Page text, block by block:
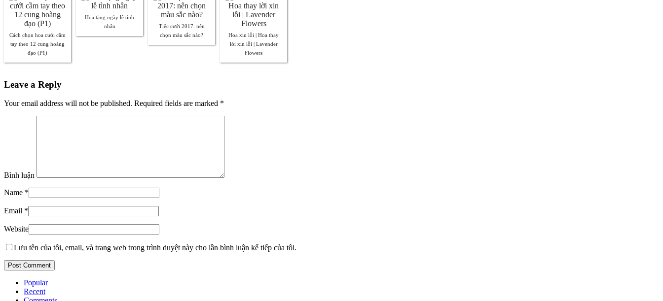
Cách chọn hoa cưới cầm
tay theo 12 cung hoàng
đạo (P1)
Hoa tặng ngày lễ tình
nhân
Tiệc cưới 2017: nên
chọn màu sắc nào?
Hoa xin lỗi | Hoa thay
lời xin lỗi | Lavender
Flowers
Leave a Reply
Your email address will not be published. Required fields are marked *
Bình luận
Name *
Email *
Website
Lưu tên của tôi, email, và trang web trong trình duyệt này cho lần bình luận kế tiếp của tôi.
Popular
Recent